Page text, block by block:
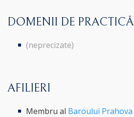
DOMENII DE PRACTICĂ
(neprecizate)
AFILIERI
Membru al Baroului Prahova